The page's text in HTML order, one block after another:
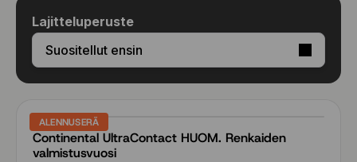
Lajitteluperuste
Suositellut ensin
ALENNUSERÄ
Continental UltraContact HUOM. Renkaiden
valmistusvuosi